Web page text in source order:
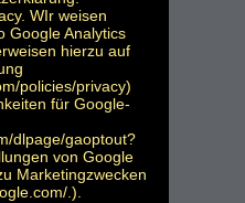
. WIr weisen
Google Analytics
hierzu auf
policies/privacy)
für Google-
dlpage/gaoptout?
von Google
Marketingzwecken
.).